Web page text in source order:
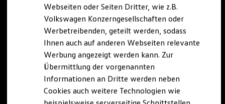
Volkswagen Kollektion
R-Kollektion
GTI Kollektion
Fußball Drop
we drive football
#wedriveproud
Besitzer und Service
myVolkswagen
Software Updates
Service und Ersatzteile
Inspektion und HU/AU
Webseiten oder Seiten Dritter, wie z.B.
Volkswagen Konzerngesellschaften oder
Werbetreibenden, geteilt werden, sodass
Ihnen auch auf anderen Webseiten relevante
Werbung angezeigt werden kann. Zur
Übermittlung der vorgenannten
Informationen an Dritte werden neben
Cookies auch weitere Technologien wie